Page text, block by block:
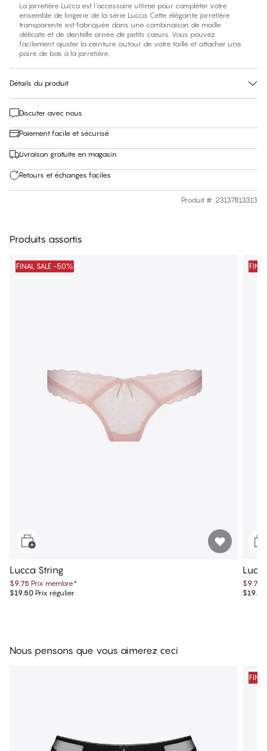
La jarretière Lucca est l'accessoire ultime pour compléter votre
ensemble de lingerie de la série Lucca. Cette élégante jarretière
transparente est fabriquée dans une combinaison de maille
délicate et de dentelle ornée de petits cœurs. Vous pouvez
facilement ajuster la ceinture autour de votre taille et attacher une
paire de bas à la jarretière.
Détails du produit
Discuter avec nous
Paiement facile et sécurisé
Livraison gratuite en magasin
Retours et échanges faciles
Produit #: 23137813313
Produits assortis
FINAL SALE -50%
Lucca String
$9.75 Prix membre*
$19.50 Prix régulier
$9.75
$19.50
Nous pensons que vous aimerez ceci